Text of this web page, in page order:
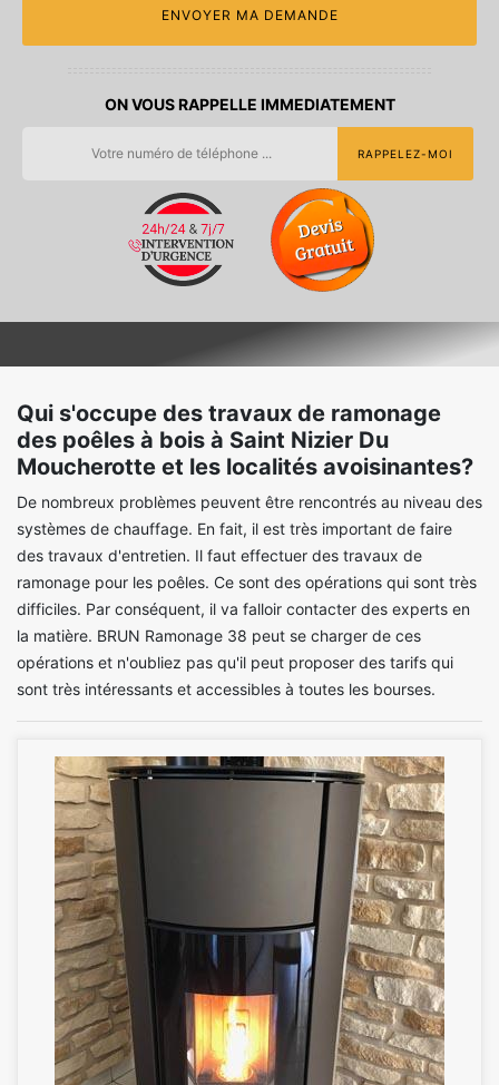
ON VOUS RAPPELLE IMMEDIATEMENT
Qui s'occupe des travaux de ramonage
des poêles à bois à Saint Nizier Du
Moucherotte et les localités avoisinantes?
De nombreux problèmes peuvent être rencontrés au niveau des
systèmes de chauffage. En fait, il est très important de faire
des travaux d'entretien. Il faut effectuer des travaux de
ramonage pour les poêles. Ce sont des opérations qui sont très
difficiles. Par conséquent, il va falloir contacter des experts en
la matière. BRUN Ramonage 38 peut se charger de ces
opérations et n'oubliez pas qu'il peut proposer des tarifs qui
sont très intéressants et accessibles à toutes les bourses.